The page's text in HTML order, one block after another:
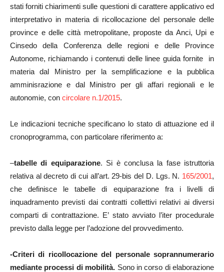
stati forniti chiarimenti sulle questioni di carattere applicativo ed
interpretativo in materia di ricollocazione del personale delle
province e delle città metropolitane, proposte da Anci, Upi e
Cinsedo della Conferenza delle regioni e delle Province
Autonome, richiamando i contenuti delle linee guida fornite in
materia dal Ministro per la semplificazione e la pubblica
amminisrazione e dal Ministro per gli affari regionali e le
autonomie, con circolare n.1/2015.
Le indicazioni tecniche specificano lo stato di attuazione ed il
cronoprogramma, con particolare riferimento a:
–tabelle di equiparazione. Si è conclusa la fase istruttoria
relativa al decreto di cui all’art. 29-bis del D. Lgs. N. 165/2001,
che definisce le tabelle di equiparazione fra i livelli di
inquadramento previsti dai contratti collettivi relativi ai diversi
comparti di contrattazione. E’ stato avviato l’iter procedurale
previsto dalla legge per l’adozione del provvedimento.
-Criteri di ricollocazione del personale soprannumerario
mediante processi di mobilità. Sono in corso di elaborazione